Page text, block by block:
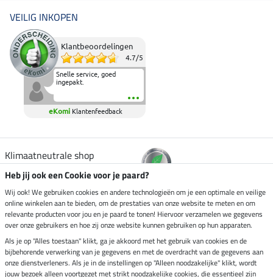
VEILIG INKOPEN
Klantbeoordelingen
4.7/5
Snelle service, goed
ingepakt.
eKomi Klantenfeedback
Klimaatneutrale shop
Verzending per
Veilig betalen met
Heb jij ook een Cookie voor je paard?
Wij ook! We gebruiken cookies en andere technologieën om je een optimale en veilige
online winkelen aan te bieden, om de prestaties van onze website te meten en om
relevante producten voor jou en je paard te tonen! Hiervoor verzamelen we gegevens
over onze gebruikers en hoe zij onze website kunnen gebruiken op hun apparaten.
Als je op "Alles toestaan" klikt, ga je akkoord met het gebruik van cookies en de
bijbehorende verwerking van je gegevens en met de overdracht van de gegevens aan
onze dienstverleners. Als je in de instellingen op "Alleen noodzakelijke" klikt, wordt
jouw bezoek alleen voortgezet met strikt noodzakelijke cookies, die essentieel zijn